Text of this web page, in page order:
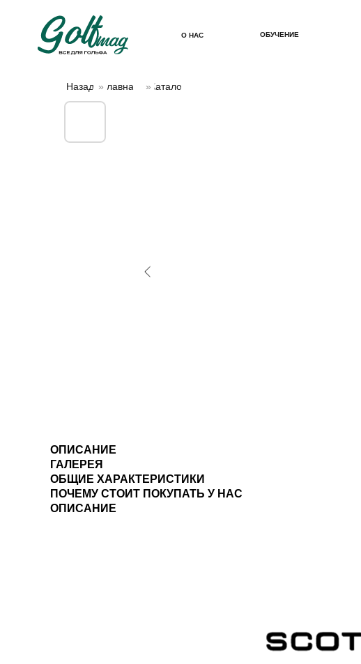
О НАС ОБУЧЕНИЕ
Назад »Главная »Каталог
ОПИСАНИЕ
ГАЛЕРЕЯ
ОБЩИЕ ХАРАКТЕРИСТИКИ
ПОЧЕМУ СТОИТ ПОКУПАТЬ У НАС
ОПИСАНИЕ